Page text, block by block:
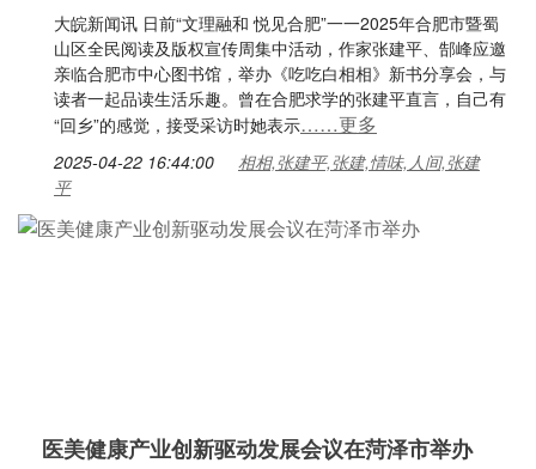
大皖新闻讯 日前“文理融和 悦见合肥”一一2025年合肥市暨蜀
山区全民阅读及版权宣传周集中活动，作家张建平、郜峰应邀
亲临合肥市中心图书馆，举办《吃吃白相相》新书分享会，与
读者一起品读生活乐趣。曾在合肥求学的张建平直言，自己有
“回乡”的感觉，接受采访时她表示……更多
2025-04-22 16:44:00
相相,张建平,张建,情味,人间,张建
平
医美健康产业创新驱动发展会议在菏泽市举办